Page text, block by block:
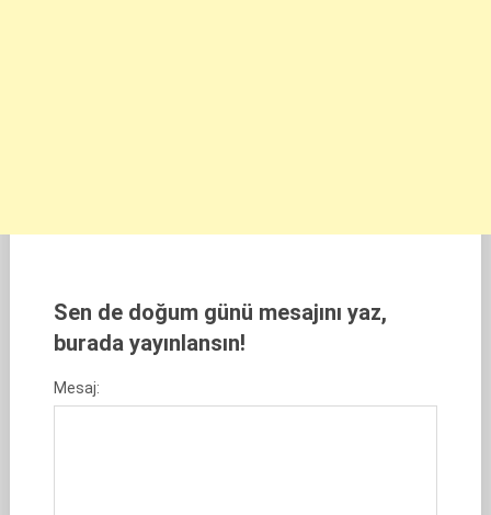
Sen de doğum günü mesajını yaz,
burada yayınlansın!
Mesaj: